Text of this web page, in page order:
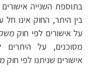
בתוספת השנייה
בין היתר, החוק אינו חל
על אישורים לפי חוק
מסוכנים, על היתרים
אישורים שניתנו לפי